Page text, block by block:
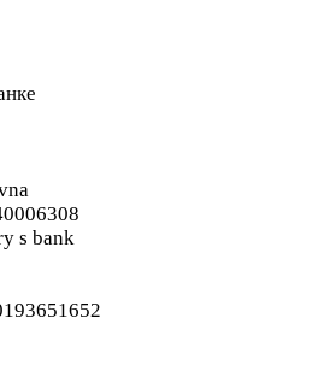
s bank